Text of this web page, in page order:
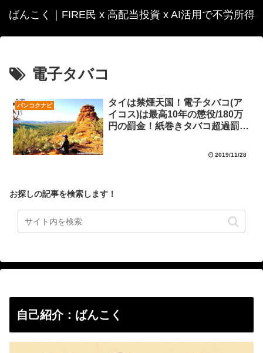
ばんこく｜FIRE民 x 高配当投資 x AI活用で不労所得
電子タバコ
バンコクナビ
タイは禁煙天国！電子タバコ(ア
イコス)は最高10年の懲役/180万
円の罰金！紙巻きタバコ超過罰金
2019/11/28
お探しの記事を検索します！
自己紹介：ばんこく